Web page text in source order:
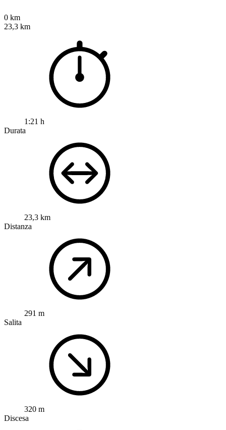
0 km
23,3 km
1:21 h
Durata
23,3 km
Distanza
291 m
Salita
320 m
Discesa